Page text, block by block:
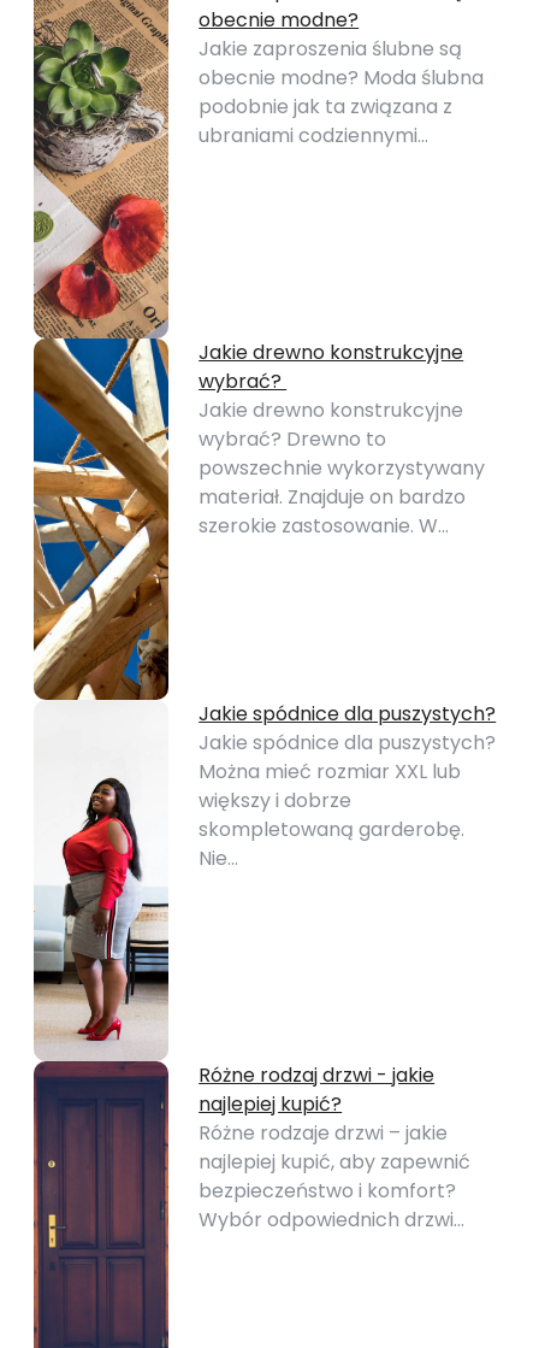
obecnie modne?
Jakie zaproszenia ślubne są
obecnie modne? Moda ślubna
podobnie jak ta związana z
ubraniami codziennymi…
Jakie drewno konstrukcyjne
wybrać?
Jakie drewno konstrukcyjne
wybrać? Drewno to
powszechnie wykorzystywany
materiał. Znajduje on bardzo
szerokie zastosowanie. W…
Jakie spódnice dla puszystych?
Jakie spódnice dla puszystych?
Można mieć rozmiar XXL lub
większy i dobrze
skompletowaną garderobę.
Nie…
Różne rodzaj drzwi - jakie
najlepiej kupić?
Różne rodzaje drzwi – jakie
najlepiej kupić, aby zapewnić
bezpieczeństwo i komfort?
Wybór odpowiednich drzwi…